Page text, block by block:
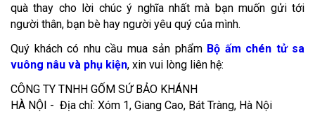
quà thay cho lời chúc ý nghĩa nhất mà bạn muốn gửi tới
người thân, bạn bè hay người yêu quý của mình.
Quý khách có nhu cầu mua sản phẩm Bộ ấm chén tử sa
vuông nâu và phụ kiện, xin vui lòng liên hệ:
CÔNG TY TNHH GỐM SỨ BẢO KHÁNH
HÀ NỘI - Địa chỉ: Xóm 1, Giang Cao, Bát Tràng, Hà Nội